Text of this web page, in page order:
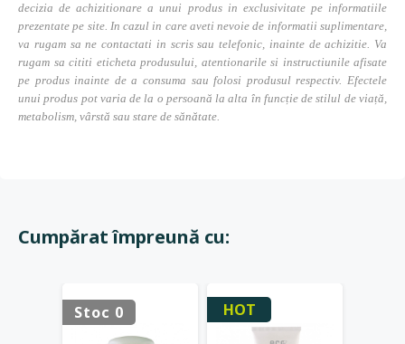
decizia de achizitionare a unui produs in exclusivitate pe informatiile
prezentate pe site. In cazul in care aveti nevoie de informatii suplimentare,
va rugam sa ne contactati in scris sau telefonic, inainte de achizitie. Va
rugam sa cititi eticheta produsului, atentionarile si instructiunile afisate
pe produs inainte de a consuma sau folosi produsul respectiv. Efectele
unui produs pot varia de la o persoană la alta în funcție de stilul de viață,
metabolism, vârstă sau stare de sănătate.
Cumpărat împreună cu:
Stoc 0 HOT